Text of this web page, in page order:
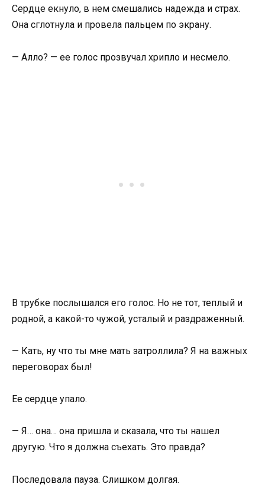
Сердце екнуло, в нем смешались надежда и страх.
Она сглотнула и провела пальцем по экрану.
— Алло? — ее голос прозвучал хрипло и несмело.
В трубке послышался его голос. Но не тот, теплый и
родной, а какой-то чужой, усталый и раздраженный.
— Кать, ну что ты мне мать затроллила? Я на важных
переговорах был!
Ее сердце упало.
— Я… она… она пришла и сказала, что ты нашел
другую. Что я должна съехать. Это правда?
Последовала пауза. Слишком долгая.